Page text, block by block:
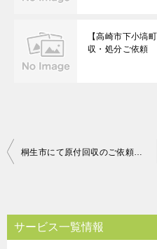
【高崎市下小塙
収・処分ご依頼
投
ビ
ゲ
桐生市にて原付回収のご依頼 お客様の声
サービス一覧情報